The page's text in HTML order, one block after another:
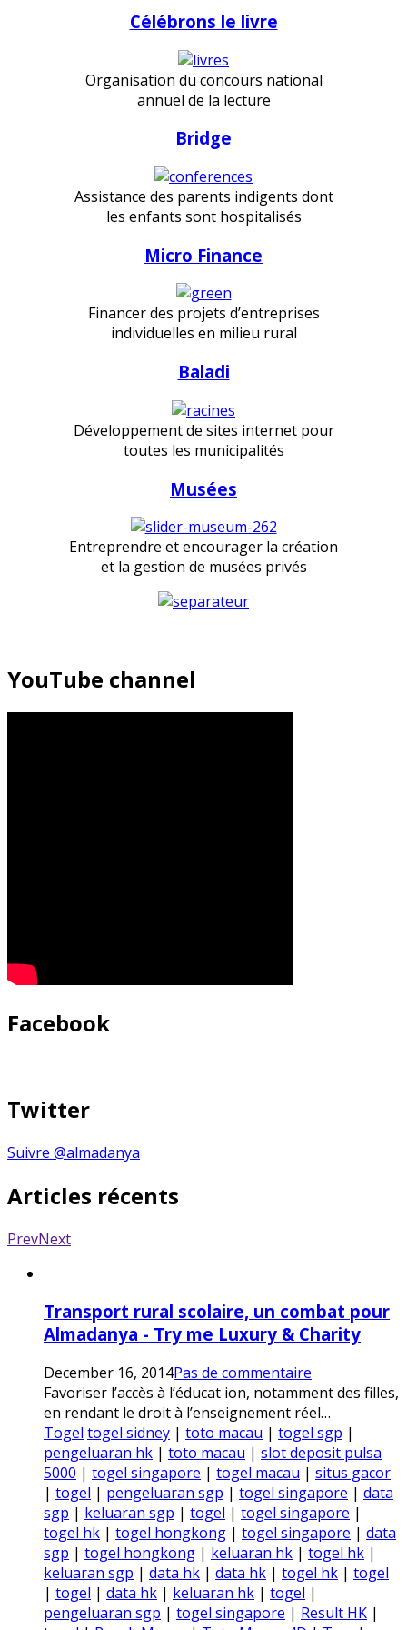
Célébrons le livre
Organisation du concours national
annuel de la lecture
Bridge
Assistance des parents indigents dont
les enfants sont hospitalisés
Micro Finance
Financer des projets d’entreprises
individuelles en milieu rural
Baladi
Développement de sites internet pour
toutes les municipalités
Musées
Entreprendre et encourager la création
et la gestion de musées privés
YouTube channel
Facebook
Twitter
Suivre @almadanya
Articles récents
PrevNext
Transport rural scolaire, un combat pour
Almadanya - Try me Luxury & Charity
December 16, 2014Pas de commentaire
Favoriser l’accès à l’éducat ion, notamment des filles,
en rendant le droit à l’enseignement réel…
Togel togel sidney | toto macau | togel sgp |
pengeluaran hk | toto macau | slot deposit pulsa
5000 | togel singapore | togel macau | situs gacor
| togel | pengeluaran sgp | togel singapore | data
sgp | keluaran sgp | togel | togel singapore |
togel hk | togel hongkong | togel singapore | data
sgp | togel hongkong | keluaran hk | togel hk |
keluaran sgp | data hk | data hk | togel hk | togel
| togel | data hk | keluaran hk | togel |
pengeluaran sgp | togel singapore | Result HK |